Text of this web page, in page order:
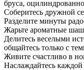
бруса,
Соберитесь дружной
Разделите минуты
Жарьте ароматные
Делитесь веселыми
общайтесь только с
Живите счастливо в
Наслаждайтесь